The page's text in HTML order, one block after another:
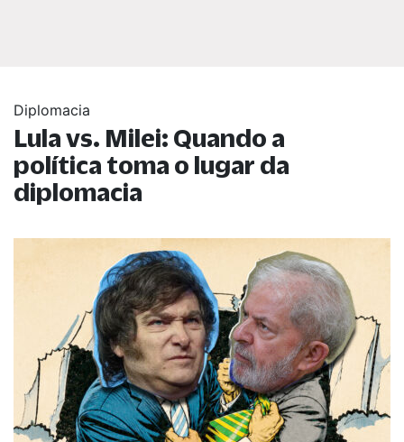
Diplomacia
Lula vs. Milei: Quando a
política toma o lugar da
diplomacia